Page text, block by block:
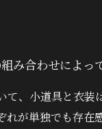
み合わせによっ
て、小道具と衣装
れが単独でも存在